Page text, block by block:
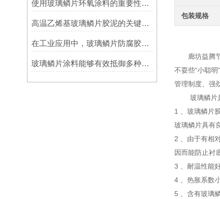
使用玻璃鳞片环氧涂料的重要性在哪里方面？
高温乙烯基玻璃鳞片胶泥的关键优势：从耐久性到施工适应性
在工业应用中，玻璃鳞片防腐胶泥展现出了多重防护作用
玻璃鳞片涂料能够有效抵御多种化学物质侵蚀
包装规格
廊坊益腾节
不耍些“小聪
管理制度、强
玻璃鳞片是
1 、玻璃鳞片
玻璃鳞片具有
2 、由于有相
因而能防止衬
3 、耐温性能
4 、热胀系数
5 、含有玻璃